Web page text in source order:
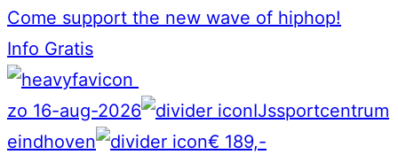
Come support the new wave of hiphop!
Info Gratis
zo 16-aug-2026
IJssportcentrum
eindhoven
€ 189,-